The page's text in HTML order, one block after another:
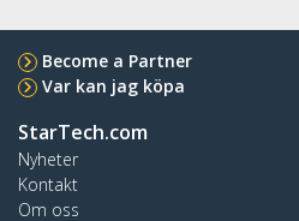
Become a Partner
Var kan jag köpa
StarTech.com
Nyheter
Kontakt
Om oss